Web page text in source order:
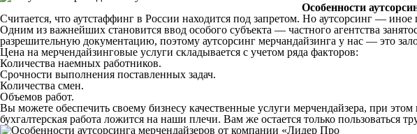
Особенности
Считается, что аутстаффинг в России находится под запретом. Но аутсорсинг —
Одним из важнейших становится ввод особого субъекта — частного агентства
разрешительную документацию, поэтому аутсорсинг мерчандайзинга у нас — это
Цена на мерчендайзинговые услуги складывается с учетом ряда факторов:
Количества наемных работников.
Срочности выполнения поставленных задач.
Количества смен.
Объемов работ.
Вы можете обеспечить своему бизнесу качественные услуги мерчендайзера, при
бухгалтерская работа ложится на наши плечи. Вам же остается только